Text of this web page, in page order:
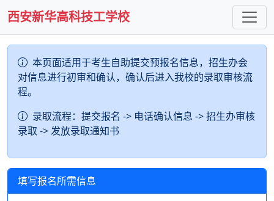
西安新华高科技工学校
本页面适用于考生自助提交预报名信息，招生办会
对信息进行初审和确认，确认后进入我校的录取审核流
程。
录取流程：提交报名 -> 电话确认信息 -> 招生办审核
录取 -> 发放录取通知书
填写报名所需信息